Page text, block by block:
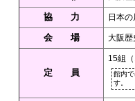
協 力 日本
会 場 大阪
定 員
15組
館内
す。